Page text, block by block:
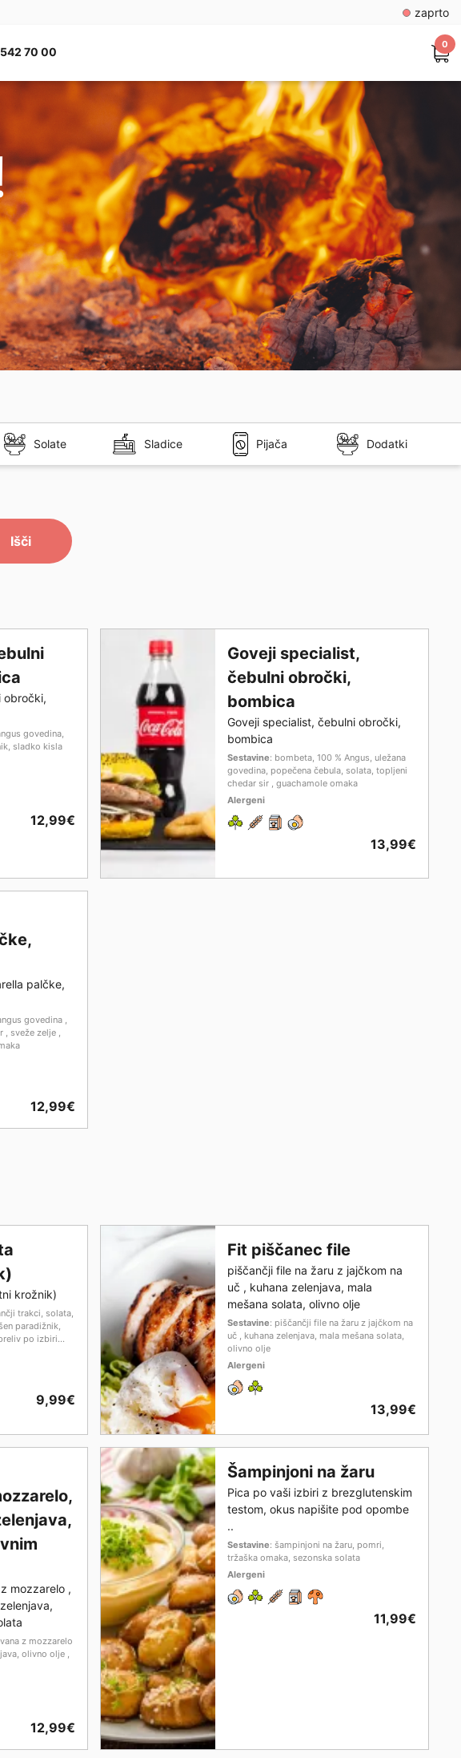
zaprto
70 00
0
Solate Sladice Pijača Dodatki
Išči
obročki,
govedina,
sladko kisla
12,99€
Goveji specialist,
čebulni obročki,
bombica
Goveji specialist, čebulni obročki,
bombica
Sestavine: bombeta, 100 % Angus, uležana
govedina, popečena čebula, solata, topljeni
chedar sir , guachamole omaka
Alergeni
13,99€
palčke,
govedina ,
, sveže zelje ,
12,99€
krožnik)
trakci, solata,
paradižnik,
po izbiri...
9,99€
Fit piščanec file
piščančji file na žaru z jajčkom na
uč , kuhana zelenjava, mala
mešana solata, olivno olje
Sestavine: piščančji file na žaru z jajčkom na
uč , kuhana zelenjava, mala mešana solata,
olivno olje
Alergeni
13,99€
mozzarelo ,
z mozzarelo
olivno olje ,
12,99€
Šampinjoni na žaru
Pica po vaši izbiri z brezglutenskim
testom, okus napišite pod opombe
..
Sestavine: šampinjoni na žaru, pomri,
tržaška omaka, sezonska solata
Alergeni
11,99€